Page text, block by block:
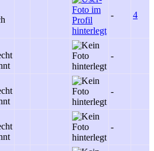
- 4
-
-
-